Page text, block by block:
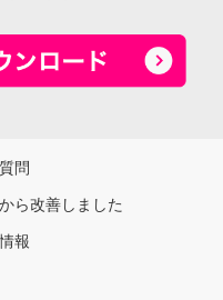
問
ら改善しました
報